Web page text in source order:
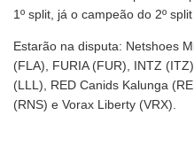
1º split, já o campeão do 2º
Estarão na disputa: Netshoes
(FLA), FURIA (FUR), INTZ
(LLL), RED Canids Kalunga
(RNS) e Vorax Liberty (VRX).